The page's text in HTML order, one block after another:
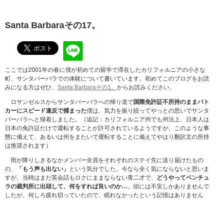
Santa Barbaraその17。
ここでは2001年の春に僕が初めての留学で滞在したカリフォルニアの小さな
町、サンタバーバラでの体験について書いています。初めてこのブログをお読
みになる方はぜひ、 Santa Barbaraその1。 からお読みください。
ロサンゼルスからサンタバーバラへの帰り道で国際免許証不所持のままパト
カーにスピード違反で捕まった僕は、気力を振り絞ってやっとの思いでサンタ
バーバラへと帰着しました。（追記：カリフォルニア州でも州法上、日本人は
日本の免許証だけで運転することが許可されているようですが、このような事
態に備えて、あるいは州をまたいで運転することに備えてやはり翻訳文の所持
は推奨されます）
雨が降りしきるなかメンバー全員をそれぞれのステイ先に送り届けたもの
の、
「もう声も出ない」 という気分でした。今なら全く気にならないと思いま
すが、当時はまだ英会話もロクにままならない青二才で、
どうやってベンチュ
ラの裁判所に出頭して、何をすれば良いのか…。頭には不安しかありませんで
したが、何しろ疲れ切っていたので、眠れなかったという記憶はありません